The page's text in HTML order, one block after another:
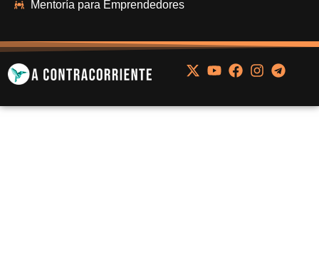
Mentoría para Emprendedores